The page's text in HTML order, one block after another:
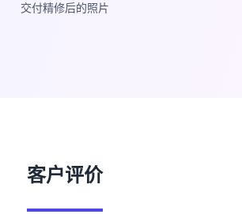
交付精修后的照片
客户评价